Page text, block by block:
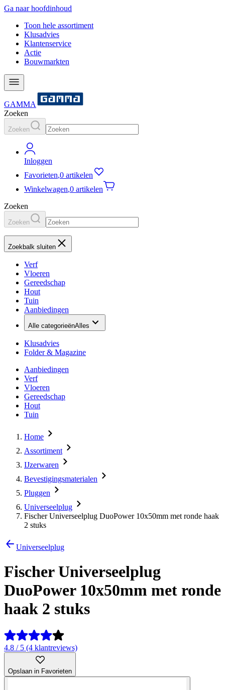
Ga naar hoofdinhoud
Toon hele assortiment
Klusadvies
Klantenservice
Actie
Bouwmarkten
GAMMA
Zoeken
Zoeken
Inloggen
Favorieten,0 artikelen
Winkelwagen,0 artikelen
Zoeken
Zoeken
Zoekbalk sluiten
Verf
Vloeren
Gereedschap
Hout
Tuin
Aanbiedingen
Alle categorieënAlles
Klusadvies
Folder & Magazine
Aanbiedingen
Verf
Vloeren
Gereedschap
Hout
Tuin
Home
Assortiment
IJzerwaren
Bevestigingsmaterialen
Pluggen
Universeelplug
Fischer Universeelplug DuoPower 10x50mm met ronde haak
2 stuks
Universeelplug
Fischer Universeelplug
DuoPower 10x50mm met ronde
haak 2 stuks
4.8 / 5 (4 klantreviews)
Opslaan in Favorieten